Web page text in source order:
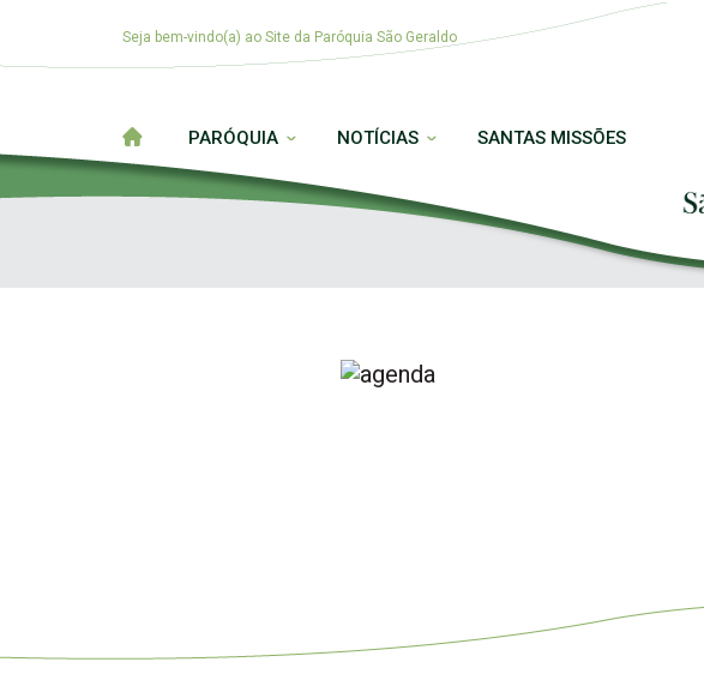
Seja bem-vindo(a) ao Site da Paróquia São Geraldo
PARÓQUIA NOTÍCIAS SANTAS MISSÕES